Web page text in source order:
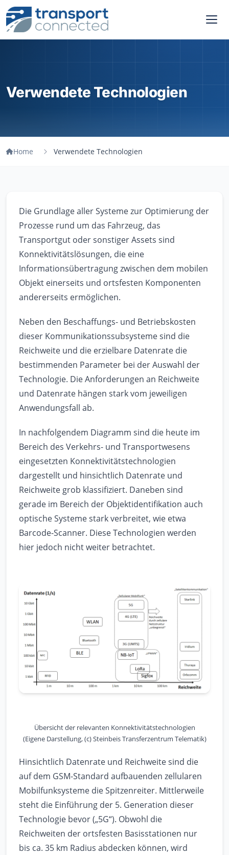
Verwendete Technologien
Home Verwendete Technologien
Die Grundlage aller Systeme zur Optimierung der
Prozesse rund um das Fahrzeug, das
Transportgut oder sonstiger Assets sind
Konnektivitätslösungen, die eine
Informationsübertragung zwischen dem mobilen
Objekt einerseits und ortsfesten Komponenten
andererseits ermöglichen.
Neben den Beschaffungs- und Betriebskosten
dieser Kommunikationssubsysteme sind die
Reichweite und die erzielbare Datenrate die
bestimmenden Parameter bei der Auswahl der
Technologie. Die Anforderungen an Reichweite
und Datenrate hängen stark vom jeweiligen
Anwendungsfall ab.
In nachfolgendem Diagramm sind die heute im
Bereich des Verkehrs- und Transportwesens
eingesetzten Konnektivitätstechnologien
dargestellt und hinsichtlich Datenrate und
Reichweite grob klassifiziert. Daneben sind
gerade im Bereich der Objektidentifikation auch
optische Systeme stark verbreitet, wie etwa
Barcode-Scanner. Diese Technologien werden
hier jedoch nicht weiter betrachtet.
Übersicht der relevanten Konnektivitätstechnologien
(Eigene Darstellung, (c) Steinbeis Transferzentrum Telematik)
Hinsichtlich Datenrate und Reichweite sind die
auf dem GSM-Standard aufbauenden zellularen
Mobilfunksysteme die Spitzenreiter. Mittlerweile
steht die Einführung der 5. Generation dieser
Technologie bevor („5G“). Obwohl die
Reichweiten der ortsfesten Basisstationen nur
bis ca. 35 km Radius abdecken können, wird